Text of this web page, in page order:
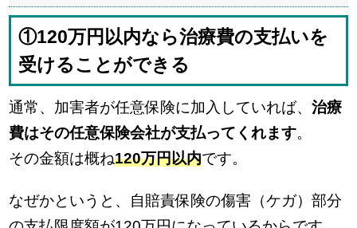
①120万円以内なら治療費の支払いを
受けることができる
通常、加害者が任意保険に加入していれば、治療
費はその任意保険会社が支払ってくれます。
その金額は概ね120万円以内です。
なぜかというと、自賠責保険の傷害（ケガ）部分